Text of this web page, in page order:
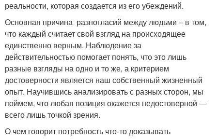
реальности, которая создается из его убеждений.
Основная причина разногласий между людьми – в том,
что каждый считает свой взгляд на происходящее
единственно верным. Наблюдение за
действительностью помогает понять, что это лишь
разные взгляды на одно и то же, а критерием
достоверности является наш собственный жизненный
опыт. Научившись анализировать с разных сторон, мы
поймем, что любая позиция окажется недостоверной —
всего лишь точкой зрения.
О чем говорит потребность что-то доказывать